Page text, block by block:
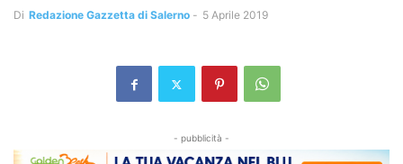
Di Redazione Gazzetta di Salerno - 5 Aprile 2019
- pubblicità -